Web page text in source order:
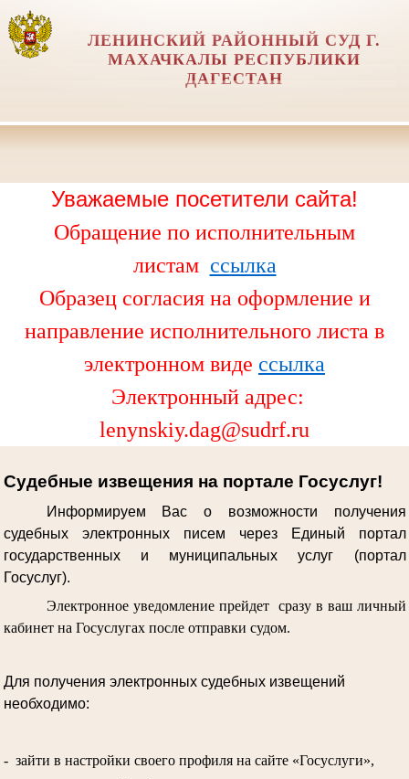
ЛЕНИНСКИЙ РАЙОННЫЙ СУД Г.
МАХАЧКАЛЫ РЕСПУБЛИКИ
ДАГЕСТАН
Уважаемые посетители сайта!
Обращение по исполнительным
листам ссылка
Образец согласия на оформление и
направление исполнительного листа в
электронном виде ссылка
Электронный адрес:
lenynskiy.dag@sudrf.ru
Судебные извещения на портале Госуслуг!
Информируем Вас о возможности получения
судебных электронных писем через Единый портал
государственных и муниципальных услуг (портал
Госуслуг).
Электронное уведомление прейдет сразу в ваш личный
кабинет на Госуслугах после отправки судом.
Для получения электронных судебных извещений
необходимо:
- зайти в настройки своего профиля на сайте «Госуслуги»,